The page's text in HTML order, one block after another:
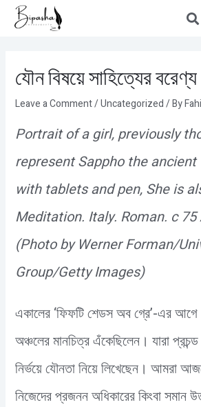
Skip
যৌন বিষয়ে সাহিত্যের বরেণ্য
Leave a Comment/Uncategorized/ By
Portrait of a girl, previously
represent Sappho the ancient
with tablets and pen, She is
Meditation. Italy. Roman. c 75
(Photo by Werner Forman/
Group/Getty Images)
একালের ‘ফিফটি শেডস অব গ্রে’-এর
অঞ্চলের মানচিত্র এঁকেছিলেন। যারা
নির্ভয়ে যৌনতা নিয়ে লিখেছেন। আমরা
নিজেদের প্রজনন অধিকারের কিংবা সমান
Post
navigation